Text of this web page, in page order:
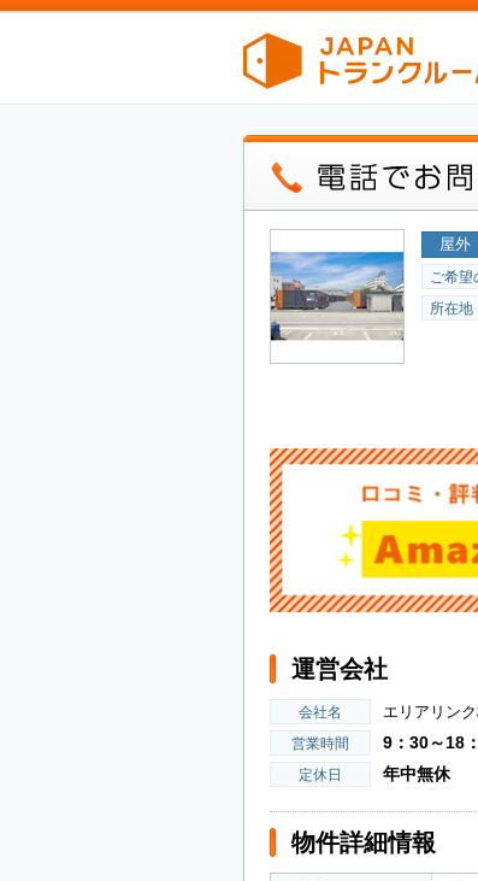
屋外
ご希
所在地
運営会社
会社名 エリアリン
営業時間 9：30～18
定休日 年中無休
物件詳細情報